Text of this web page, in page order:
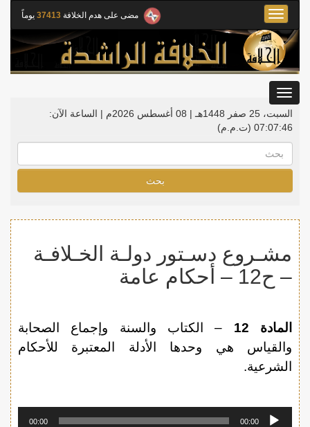
مضى على هدم الخلافة 37413 يوماً
Toggle
navigation
السبت، 25 صفر 1448هـ | 08 أغسطس 2026م |
الساعة الآن:
07:07:46 (ت.م.م)
بحث
مشـروع دسـتور دولـة الخـلافـة
– ح12 – أحكام عامة
المادة 12
– الكتاب والسنة وإجماع الصحابة
والقياس هي وحدها الأدلة المعتبرة للأحكام
الشرعية.
مشغل
00:00
00:00